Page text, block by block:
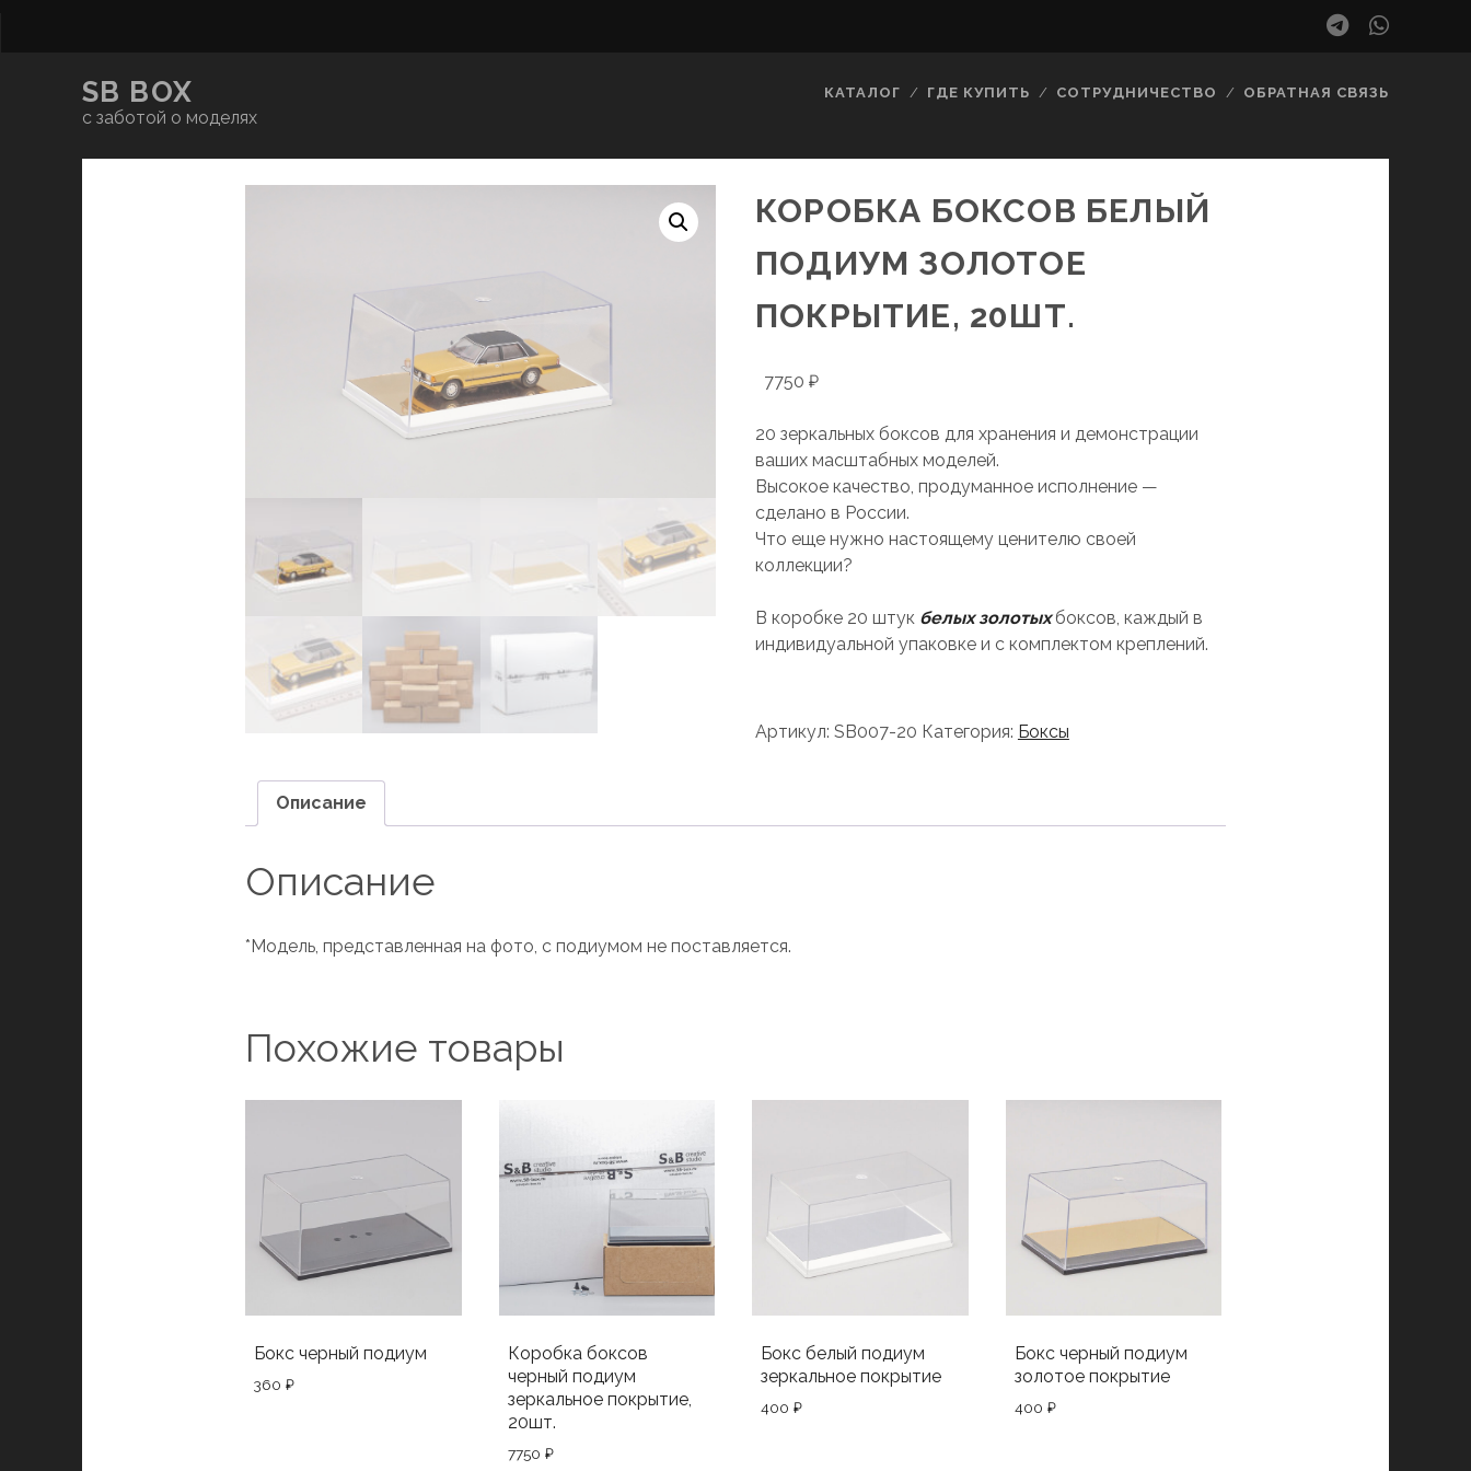
telegram
SB BOX
с заботой о моделях
КАТАЛОГ ГДЕ КУПИТЬ СОТРУДНИЧЕСТВО ОБРАТНАЯ СВЯЗЬ
КОРОБКА БОКСОВ БЕЛЫЙ
ПОДИУМ ЗОЛОТОЕ
ПОКРЫТИЕ, 20ШТ.
7750 ₽
20 зеркальных боксов для хранения и демонстрации
ваших масштабных моделей.
Высокое качество, продуманное исполнение —
сделано в России.
Что еще нужно настоящему ценителю своей
коллекции?
В коробке 20 штук белых золотыхбоксов, каждый в
индивидуальной упаковке и с комплектом креплений.
Артикул: SB007-20 Категория: Боксы
Описание
Описание
*Модель, представленная на фото, с подиумом не поставляется.
Похожие товары
Бокс черный подиум
360 ₽
Коробка боксов
черный подиум
зеркальное покрытие,
20шт.
7750 ₽
Бокс белый подиум
зеркальное покрытие
400₽
Бокс черный подиум
золотое покрытие
400 ₽